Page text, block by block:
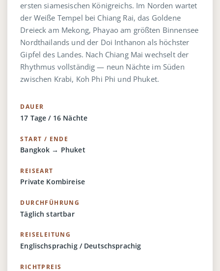
ersten siamesischen Königreichs. Im Norden wartet
der Weiße Tempel bei Chiang Rai, das Goldene
Dreieck am Mekong, Phayao am größten Binnensee
Nordthailands und der Doi Inthanon als höchster
Gipfel des Landes. Nach Chiang Mai wechselt der
Rhythmus vollständig — neun Nächte im Süden
zwischen Krabi, Koh Phi Phi und Phuket.
DAUER
17 Tage / 16 Nächte
START / ENDE
Bangkok → Phuket
REISEART
Private Kombireise
DURCHFÜHRUNG
Täglich startbar
REISELEITUNG
Englischsprachig / Deutschsprachig
RICHTPREIS